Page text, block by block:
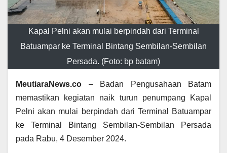
Kapal Pelni akan mulai berpindah dari Terminal
Batuampar ke Terminal Bintang Sembilan-Sembilan
Persada. (Foto: bp batam)
MeutiaraNews.co – Badan Pengusahaan Batam
memastikan kegiatan naik turun penumpang Kapal
Pelni akan mulai berpindah dari Terminal Batuampar
ke Terminal Bintang Sembilan-Sembilan Persada
pada Rabu, 4 Desember 2024.